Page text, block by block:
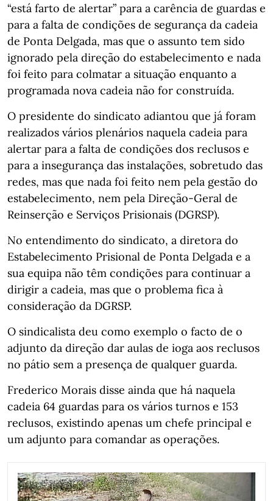
“está farto de alertar” para a carência de guardas e
para a falta de condições de segurança da cadeia
de Ponta Delgada, mas que o assunto tem sido
ignorado pela direção do estabelecimento e nada
foi feito para colmatar a situação enquanto a
programada nova cadeia não for construída.
O presidente do sindicato adiantou que já foram
realizados vários plenários naquela cadeia para
alertar para a falta de condições dos reclusos e
para a insegurança das instalações, sobretudo das
redes, mas que nada foi feito nem pela gestão do
estabelecimento, nem pela Direção-Geral de
Reinserção e Serviços Prisionais (DGRSP).
No entendimento do sindicato, a diretora do
Estabelecimento Prisional de Ponta Delgada e a
sua equipa não têm condições para continuar a
dirigir a cadeia, mas que o problema fica à
consideração da DGRSP.
O sindicalista deu como exemplo o facto de o
adjunto da direção dar aulas de ioga aos reclusos
no pátio sem a presença de qualquer guarda.
Frederico Morais disse ainda que há naquela
cadeia 64 guardas para os vários turnos e 153
reclusos, existindo apenas um chefe principal e
um adjunto para comandar as operações.